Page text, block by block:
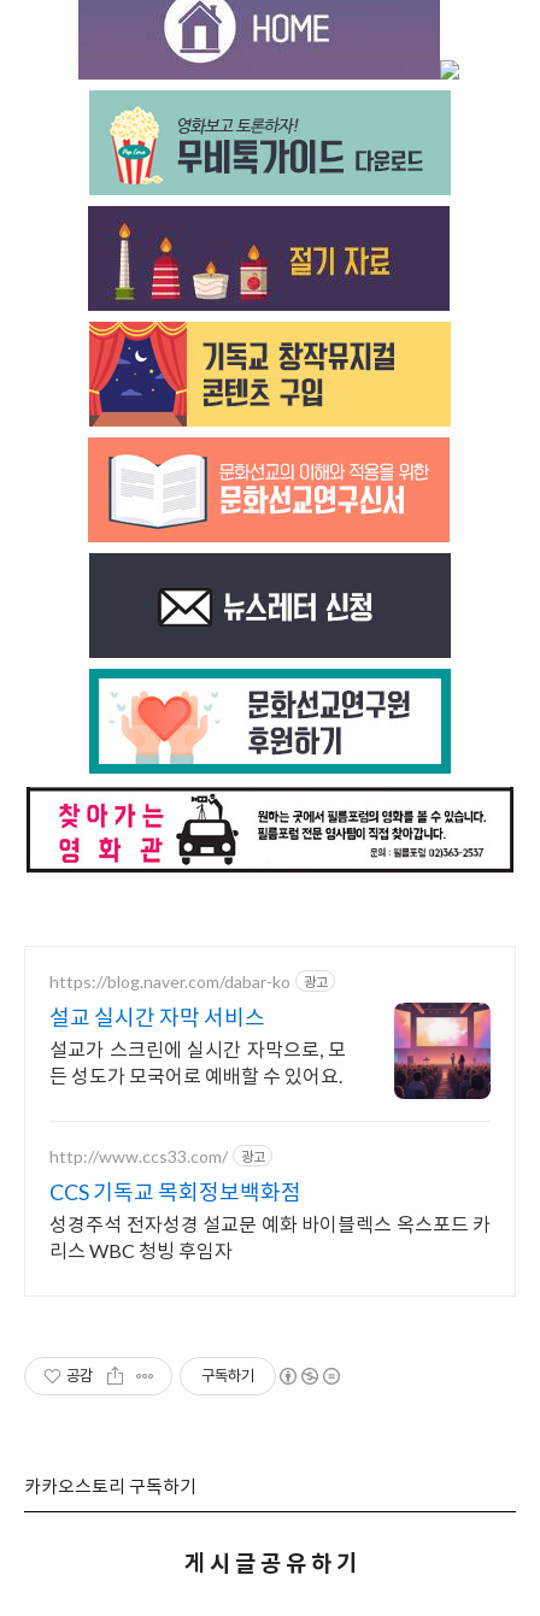
https://blog.naver.com/dabar-ko 광고
설교 실시간 자막 서비스
설교가 스크린에 실시간 자막으로, 모
든 성도가 모국어로 예배할 수 있어요.
http://www.ccs33.com/ 광고
CCS 기독교 목회정보백화점
성경주석 전자성경 설교문 예화 바이블렉스 옥스포드 카
리스 WBC 청빙 후임자
공감 구독하기
카카오스토리 구독하기
게 시 글 공 유 하 기